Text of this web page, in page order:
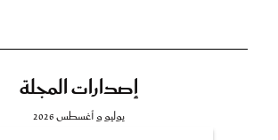
إصدارات المجلة
يوليو و أغسطس 2026